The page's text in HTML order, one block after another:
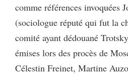
comme références invoquées
(sociologue réputé qui fut la
comité ayant dédouané
émises lors des procès de
Célestin Freinet, Martine